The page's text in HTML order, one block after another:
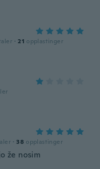
· 21 opplastinger
· 38 opplastinger
že nosim